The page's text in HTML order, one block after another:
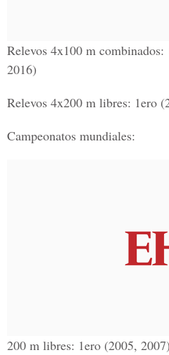
Relevos 4x100 m
2016)
Relevos 4x200 m libres: 1ero
Campeonatos mundiales:
200 m libres: 1ero (2005,